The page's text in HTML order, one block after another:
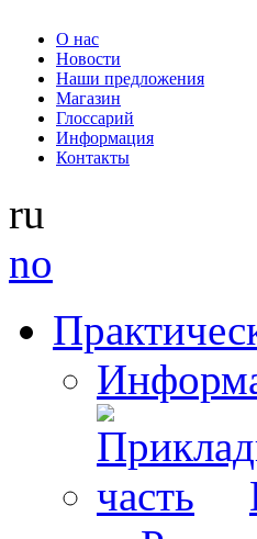
О нас
Новости
Наши предложения
Магазин
Глоссарий
Информация
Контакты
ru
no